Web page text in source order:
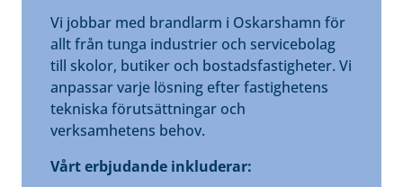
Vi jobbar med brandlarm i Oskarshamn för
allt från tunga industrier och servicebolag
till skolor, butiker och bostadsfastigheter. Vi
anpassar varje lösning efter fastighetens
tekniska förutsättningar och
verksamhetens behov.
Vårt erbjudande inkluderar: